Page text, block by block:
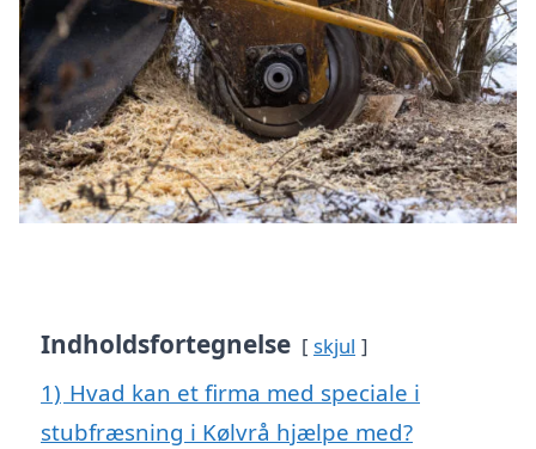
Indholdsfortegnelse skjul
1) Hvad kan et firma med speciale i
stubfræsning i Kølvrå hjælpe med?